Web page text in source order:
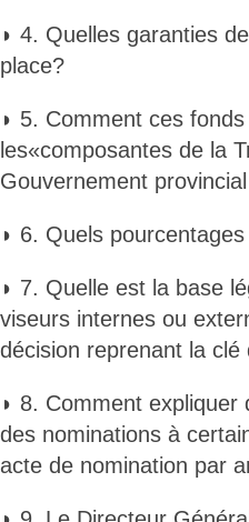
◗ 4. Quelles garanties
place?
◗ 5. Comment ces
les«composantes de la
Gouvernement
◗ 6. Quels
◗ 7. Quelle est la base
viseurs internes ou
décision reprenant la clé
◗ 8. Comment
des nominations à
acte de nomination par